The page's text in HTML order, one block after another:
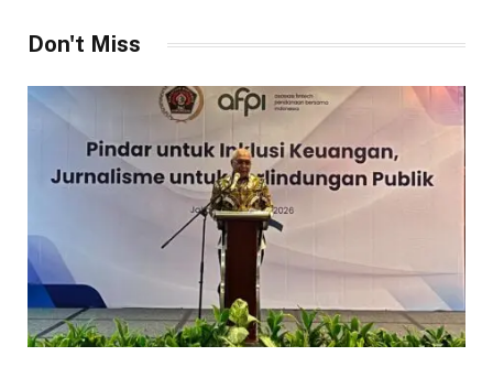
Don't Miss